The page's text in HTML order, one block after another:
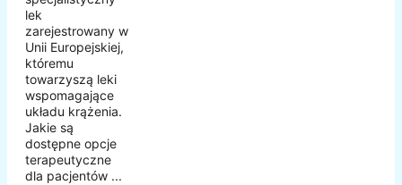
lek
zarejestrowany w
Unii Europejskiej,
któremu
towarzyszą leki
wspomagające
układu krążenia.
Jakie są
dostępne opcje
terapeutyczne
dla pacjentów ...